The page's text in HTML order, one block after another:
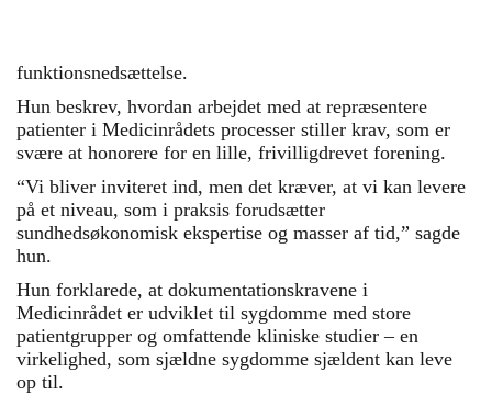
funktionsnedsættelse.
Hun beskrev, hvordan arbejdet med at repræsentere
patienter i Medicinrådets processer stiller krav, som er
svære at honorere for en lille, frivilligdrevet forening.
“Vi bliver inviteret ind, men det kræver, at vi kan levere
på et niveau, som i praksis forudsætter
sundhedsøkonomisk ekspertise og masser af tid,” sagde
hun.
Hun forklarede, at dokumentationskravene i
Medicinrådet er udviklet til sygdomme med store
patientgrupper og omfattende kliniske studier – en
virkelighed, som sjældne sygdomme sjældent kan leve
op til.